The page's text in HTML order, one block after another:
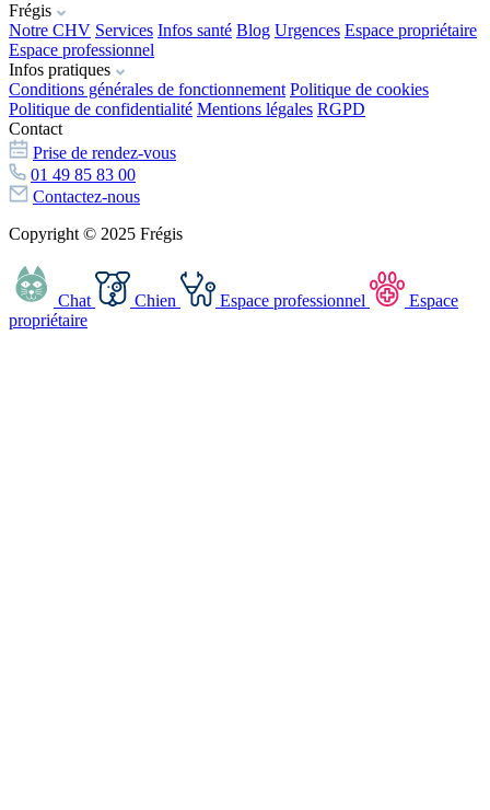
Frégis
Notre CHV Services Infos santé Blog Urgences Espace propriétaire
Espace professionnel
Infos pratiques
Conditions générales de fonctionnement Politique de cookies
Politique de confidentialité Mentions légales RGPD
Contact
Prise de rendez-vous
01 49 85 83 00
Contactez-nous
Copyright © 2025 Frégis
Chat Chien Espace professionnel
Espace
propriétaire